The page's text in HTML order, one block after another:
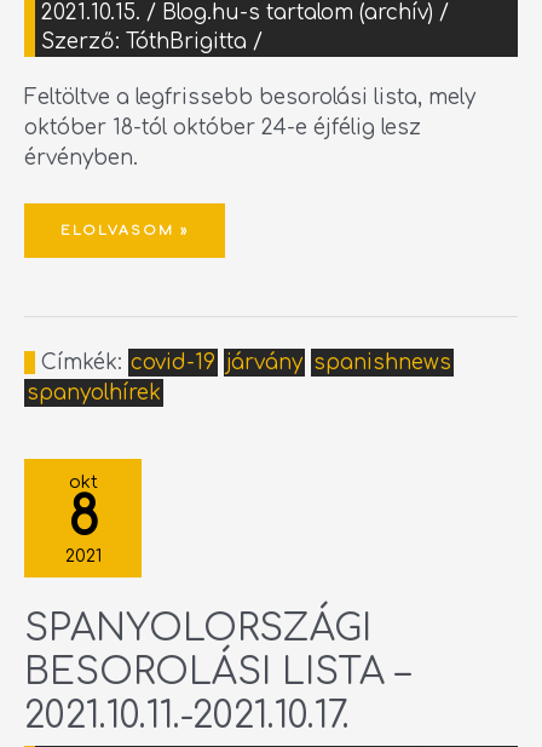
2021.10.15. / Blog.hu-s tartalom (archív) /
Szerző: TóthBrigitta /
Feltöltve a legfrissebb besorolási lista, mely
október 18-tól október 24-e éjfélig lesz
érvényben.
ELOLVASOM »
Címkék: covid-19 járvány spanishnews
spanyolhírek
okt
8
2021
SPANYOLORSZÁGI
BESOROLÁSI LISTA –
2021.10.11.-2021.10.17.
BESOROLÁSI
LISTA
2021.10.11.-2021.10.17.